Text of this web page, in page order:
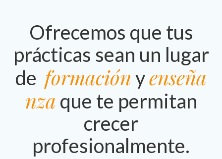
Ofrecemos que tus
prácticas sean un lugar
de formación yenseña
nza que te permitan
crecer
profesionalmente.